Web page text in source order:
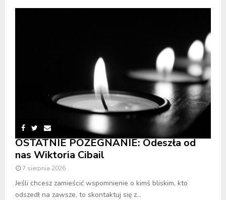
OSTATNIE POŻEGNANIE: Odeszła od
nas Wiktoria Cibail
7 sierpnia 2026
Jeśli chcesz zamieścić wspomnienie o kimś bliskim, kto
odszedł na zawsze, to skontaktuj się z...